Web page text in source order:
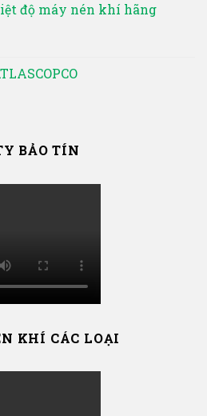
độ máy nén khí hãng
BẢO TÍN
KHÍ CÁC LOẠI